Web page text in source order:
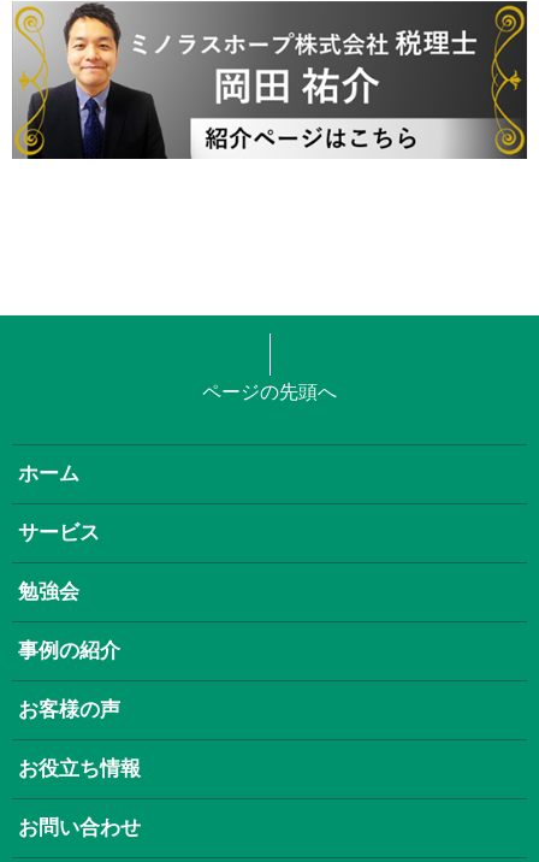
ページの先頭へ
ホーム
サービス
勉強会
事例の紹介
お客様の声
お役立ち情報
お問い合わせ